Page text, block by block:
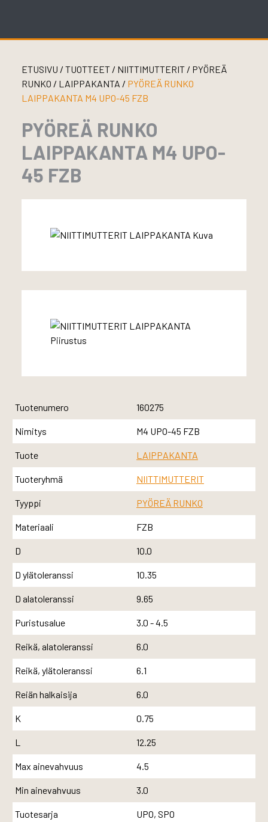
ETUSIVU / TUOTTEET/ NIITTIMUTTERIT / PYÖREÄ
RUNKO / LAIPPAKANTA / PYÖREÄ RUNKO
LAIPPAKANTA M4 UPO-45 FZB
PYÖREÄ RUNKO
LAIPPAKANTA M4 UPO-
45 FZB
Tuotenumero 160275
Nimitys M4 UPO-45 FZB
Tuote LAIPPAKANTA
Tuoteryhmä NIITTIMUTTERIT
Tyyppi PYÖREÄ RUNKO
Materiaali FZB
D 10.0
D ylätoleranssi 10.35
D alatoleranssi 9.65
Puristusalue 3.0 - 4.5
Reikä, alatoleranssi 6.0
Reikä, ylätoleranssi 6.1
Reiän halkaisija 6.0
K 0.75
L 12.25
Max ainevahvuus 4.5
Min ainevahvuus 3.0
Tuotesarja UPO, SPO